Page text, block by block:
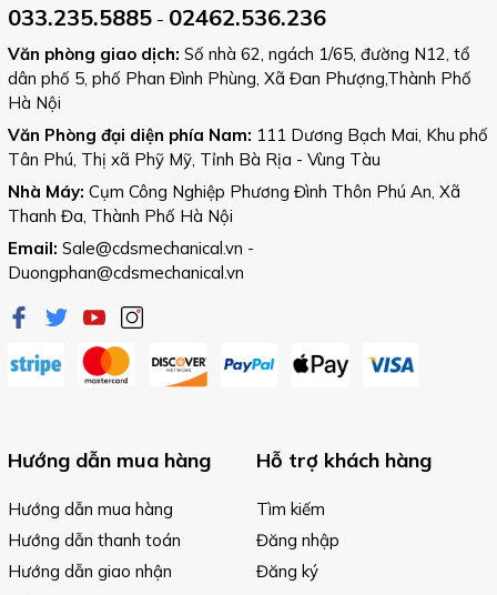
033.235.5885 - 02462.536.236
Văn phòng giao dịch: Số nhà 62, ngách 1/65, đường N12, tổ
dân phố 5, phố Phan Đình Phùng, Xã Đan Phượng,Thành Phố
Hà Nội
Văn Phòng đại diện phía Nam: 111 Dương Bạch Mai, Khu phố
Tân Phú, Thị xã Phỹ Mỹ, Tỉnh Bà Rịa - Vùng Tàu
Nhà Máy: Cụm Công Nghiệp Phương Đình Thôn Phú An, Xã
Thanh Đa, Thành Phố Hà Nội
Email: Sale@cdsmechanical.vn -
Duongphan@cdsmechanical.vn
Hướng dẫn mua hàng
Hướng dẫn mua hàng
Hướng dẫn thanh toán
Hướng dẫn giao nhận
Hỗ trợ khách hàng
Tìm kiếm
Đăng nhập
Đăng ký